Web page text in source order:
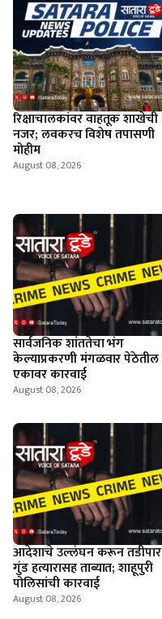
रिक्षाचालकांवर वाहतूक शाखेची
नजर; लवकरच विशेष तपासणी
मोहीम
August 08, 2026
सार्वजनिक शांततेचा भंग
केल्याप्रकरणी मंगळवार पेठेतील
एकावर कारवाई
August 08, 2026
आदेशाचे उल्लंघन करून तडीपार
गुंड हत्यारासह ताब्यात; शाहूपुरी
पोलिसांची कारवाई
August 08, 2026